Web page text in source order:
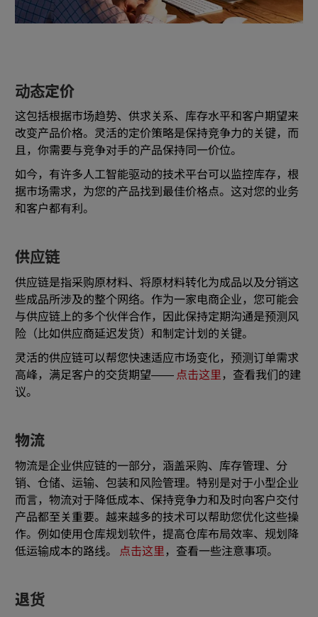
动态定价
这包括根据市场趋势、供求关系、库存水平和客户期望来
改变产品价格。灵活的定价策略是保持竞争力的关键，而
且，你需要与竞争对手的产品保持同一价位。
如今，有许多人工智能驱动的技术平台可以监控库存，根
据市场需求，为您的产品找到最佳价格点。这对您的业务
和客户都有利。
供应链
供应链是指采购原材料、将原材料转化为成品以及分销这
些成品所涉及的整个网络。作为一家电商企业，您可能会
与供应链上的多个伙伴合作，因此保持定期沟通是预测风
险（比如供应商延迟发货）和制定计划的关键。
灵活的供应链可以帮您快速适应市场变化，预测订单需求
高峰，满足客户的交货期望—— 点击这里，查看我们的建
议。
物流
物流是企业供应链的一部分，涵盖采购、库存管理、分
销、仓储、运输、包装和风险管理。特别是对于小型企业
而言，物流对于降低成本、保持竞争力和及时向客户交付
产品都至关重要。越来越多的技术可以帮助您优化这些操
作。例如使用仓库规划软件，提高仓库布局效率、规划降
低运输成本的路线。 点击这里，查看一些注意事项。
退货